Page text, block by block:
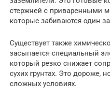
стержней с приваренными
которые забиваются один
Существует также
засыпается специальный
который резко снижает
сухих грунтах. Это дороже,
сложных условиях.